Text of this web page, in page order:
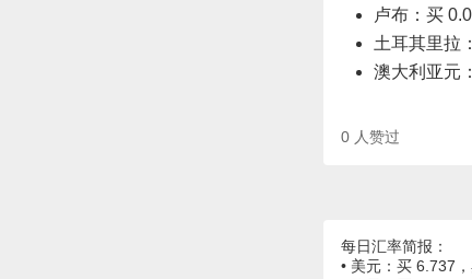
卢布：买
土耳其里拉
澳大利亚元
0 人赞过
每日汇率简报：
• 美元：买 6.737